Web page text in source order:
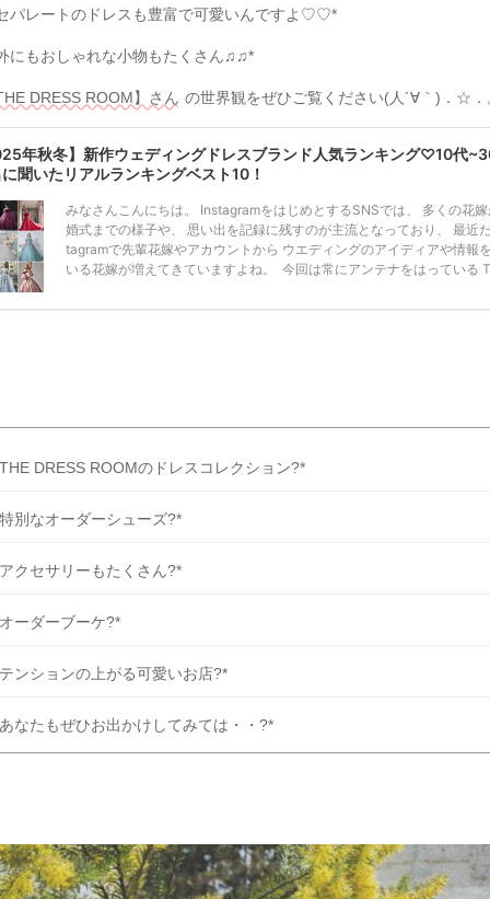
パレートのドレスも豊富で可愛いんですよ♡♡*
にもおしゃれな小物もたくさん♫♫*
DRESS ROOM】さん の世界観をぜひご覧ください(人´∀｀)．☆．
年秋冬】新作ウェディングドレスブランド人気ランキング♡10代
聞いたリアルランキングベスト10！
みなさんこんにちは。 InstagramをはじめとするSNSでは、 多くの花
婚式までの様子や、 思い出を記録に残すのが主流となっており、 最近
tagramで先輩花嫁やアカウントから ウエディングのアイディアや情報
いる花嫁が増えてきていますよね。 ​ 今回は常にアンテナをはっている
票に参加しました。 こちらの記事では集計結果をリアルなランキング
DRESS ROOMのドレスコレクション?*
別なオーダーシューズ?*
クセサリーもたくさん?*
ーダーブーケ?*
ンションの上がる可愛いお店?*
なたもぜひお出かけしてみては・・?*